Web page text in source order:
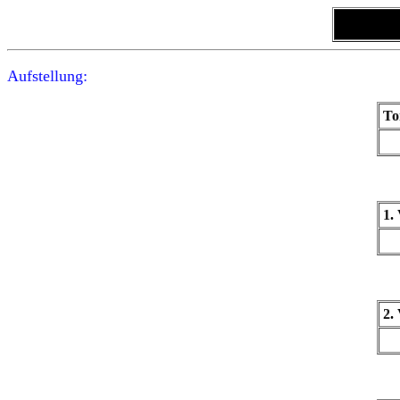
Aufstellung:
1.
2.